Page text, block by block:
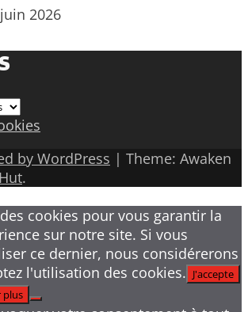
2026
by WordPress | Theme: Awaken
.
cookies pour vous garantir la
sur notre site. Si vous
ce dernier, nous considérerons
l'utilisation des cookies. J'accepte
plus